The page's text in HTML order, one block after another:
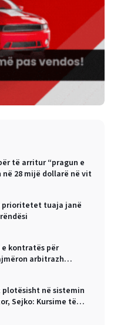
të arritur “pragun e
28 mijë dollarë në vit
prioritetet tuaja janë
e kontratës për
arbitrazh
në sistemin
Sejko: Kursime të